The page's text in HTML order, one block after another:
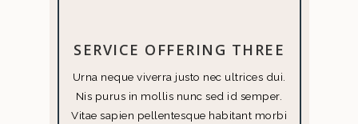
SERVICE OFFERING THREE
Urna neque viverra justo nec ultrices dui.
Nis purus in mollis nunc sed id semper.
Vitae sapien pellentesque habitant morbi